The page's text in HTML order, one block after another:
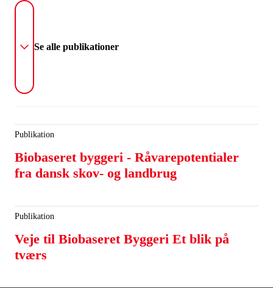
Se alle publikationer
Publikation
Biobaseret byggeri - Råvarepotentialer
fra dansk skov- og landbrug
Publikation
Veje til Biobaseret Byggeri Et blik på
tværs